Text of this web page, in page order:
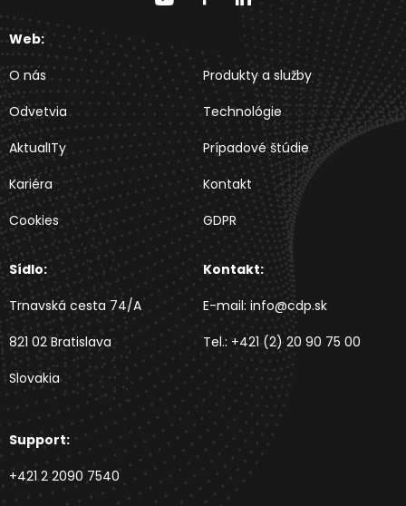
Web:
O nás
Produkty a služby
Odvetvia
Technológie
AktualITy
Prípadové štúdie
Kariéra
Kontakt
Cookies
GDPR
Sídlo:
Trnavská cesta 74/A
821 02 Bratislava
Slovakia
Kontakt:
E-mail: info@cdp.sk
Tel.: +421 (2) 20 90 75 00
Support:
+421 2 2090 7540